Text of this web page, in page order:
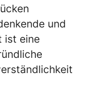
und
ist eine